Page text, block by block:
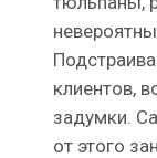
клиентов,
задумки.
от этого